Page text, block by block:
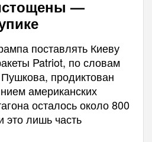
—
поставлять Киеву
Patriot, по словам
продиктован
американских
осталось около 800
это лишь часть